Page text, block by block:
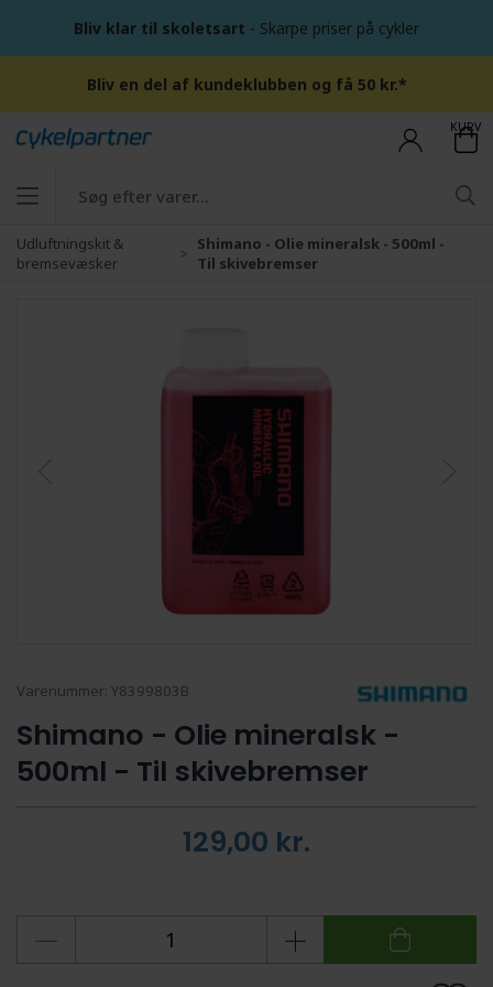
Bliv klar til skoletsart - Skarpe priser på cykler
Bliv en del af kundeklubben og få 50 kr.*
KURV
Udluftningskit &
bremsevæsker
Shimano - Olie mineralsk - 500ml -
Til skivebremser
Varenummer: Y8399803B
Shimano - Olie mineralsk -
500ml - Til skivebremser
129,00 kr.